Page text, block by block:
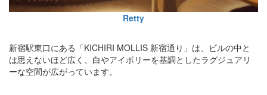
Retty
新宿駅東口にある「KICHIRI MOLLIS 新宿通り」は、ビルの中と
は思えないほど広く、白やアイボリーを基調としたラグジュアリ
ーな空間が広がっています。